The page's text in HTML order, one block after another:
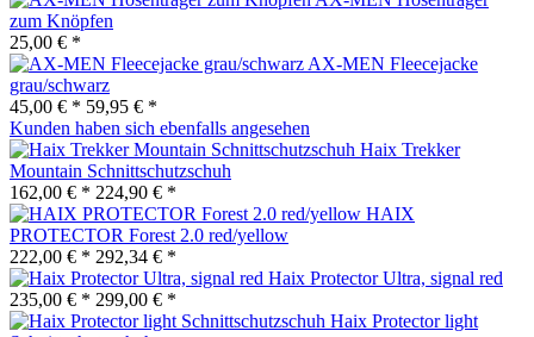
zum Knöpfen
25,00 € *
AX-MEN Fleecejacke
grau/schwarz
45,00 € * 59,95 € *
Kunden haben sich ebenfalls angesehen
Haix Trekker
Mountain Schnittschutzschuh
162,00 € * 224,90 € *
HAIX
PROTECTOR Forest 2.0 red/yellow
222,00 € * 292,34 € *
Haix Protector Ultra, signal red
235,00 € * 299,00 € *
Haix Protector light